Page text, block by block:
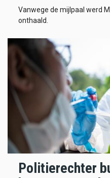
Vanwege de mijlpaal werd
onthaald.
Politierechter